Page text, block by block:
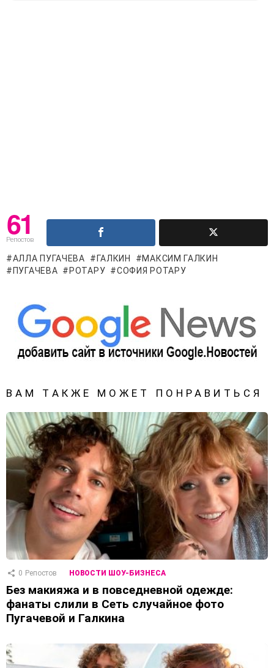
61
Репостов
АЛЛА ПУГАЧЕВА ГАЛКИН
МАКСИМ ГАЛКИН
ПУГАЧЕВА
РОТАРУ СОФИЯ РОТАРУ
ВАМ ТАКЖЕ МОЖЕТ ПОНРАВИТЬСЯ
0 Репостов НОВОСТИ ШОУ-БИЗНЕСА
Без макияжа и в повседневной одежде:
фанаты слили в Сеть случайное фото
Пугачевой и Галкина